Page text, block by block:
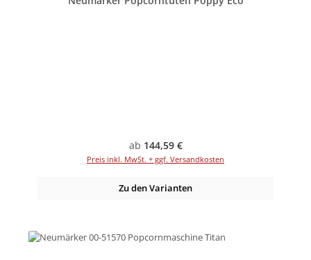
Regulärer Preis:
ab 144,59 €
Preis inkl. MwSt. + ggf. Versandkosten
Zu den Varianten